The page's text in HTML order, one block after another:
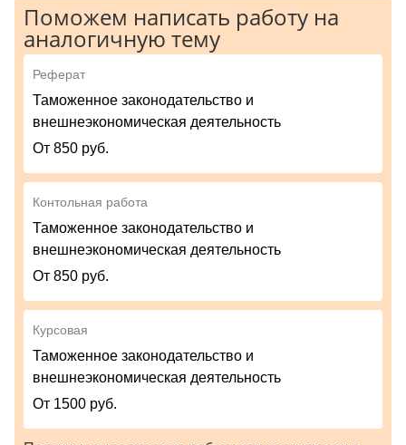
Поможем написать работу на
аналогичную тему
Реферат
Таможенное законодательство и
внешнеэкономическая деятельность
От 850 руб.
Контольная работа
Таможенное законодательство и
внешнеэкономическая деятельность
От 850 руб.
Курсовая
Таможенное законодательство и
внешнеэкономическая деятельность
От 1500 руб.